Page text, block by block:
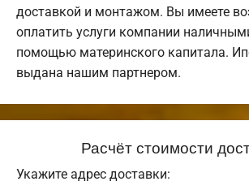
доставкой и монтажом. Вы имеете
оплатить услуги компании
помощью материнского капитала.
выдана нашим партнером.
Расчёт стоимости
Укажите адрес доставки: